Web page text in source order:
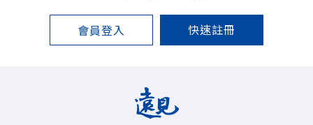
會員登入 快速註冊